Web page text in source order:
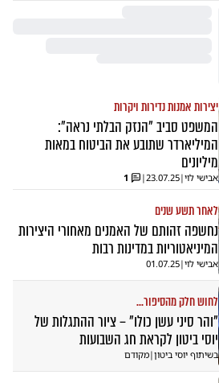
יצירות אמנות נדירות ויקרות
המשפט סביב "הנזק הבלתי נראה":
המיליארדר שתובע את הביטוח במאות
מיליונים
אבישי לוי|
23.07.25
|
1
לאחר תשע שנים
נחשפה זהותם של האמנים מאחורי היצירות
המיניאטוריות במדינות רבות
אבישי לוי|
01.07.25
לחוש חלק מהסיפור...
"והר סיני עשן כולו" – ציור ההתגלות של
יוסי ביטון לקראת חג השבועות
בשיתוף יוסי ביטון|מקודם